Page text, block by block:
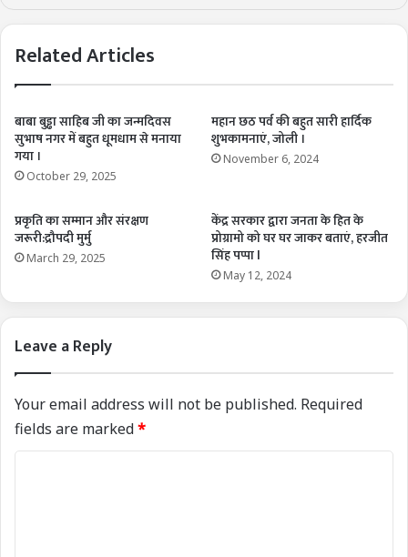
Related Articles
बाबा बुड्ढा साहिब जी का जन्मदिवस
सुभाष नगर में बहुत धूमधाम से मनाया
गया ।
October 29, 2025
महान छठ पर्व की बहुत सारी हार्दिक
शुभकामनाएं, जोली ।
November 6, 2024
प्रकृति का सम्मान और संरक्षण
जरूरी:द्रौपदी मुर्मु
March 29, 2025
केंद्र सरकार द्वारा जनता के हित के
प्रोग्रामो को घर घर जाकर बताएं, हरजीत
सिंह पप्पा l
May 12, 2024
Leave a Reply
Your email address will not be published. Required
fields are marked*